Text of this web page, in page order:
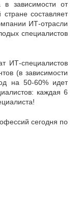
в зависимости от
составляет
ИТ-отрасли
специалистов
ИТ-специалистов
(в зависимости
на 50-60% идет
каждая 6
сегодня по